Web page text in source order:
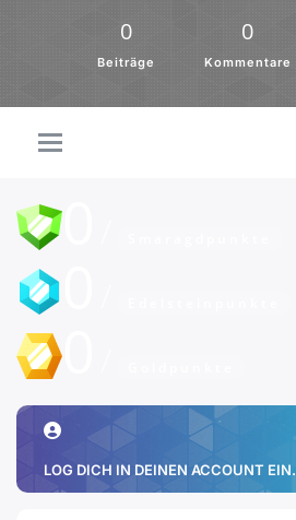
0
Beiträge
0
Kommentare
LOG DICH IN DEINEN ACCOUNT EIN.